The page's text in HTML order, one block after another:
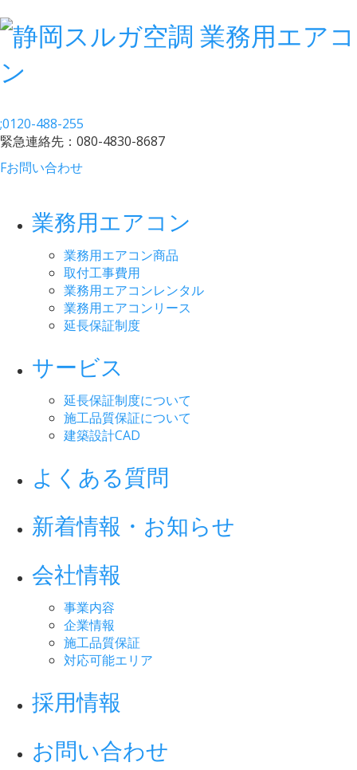
;0120-488-255
緊急連絡先： 080-4830-8687
Fお問い合わせ
業務用エアコン
業務用エアコン商品
取付工事費用
業務用エアコンレンタル
業務用エアコンリース
延長保証制度
サービス
延長保証制度について
施工品質保証について
建築設計CAD
よくある質問
新着情報・お知らせ
会社情報
事業内容
企業情報
施工品質保証
対応可能エリア
採用情報
お問い合わせ